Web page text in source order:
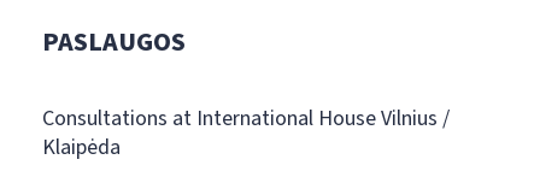
PASLAUGOS
Consultations at International House Vilnius /
Klaipėda